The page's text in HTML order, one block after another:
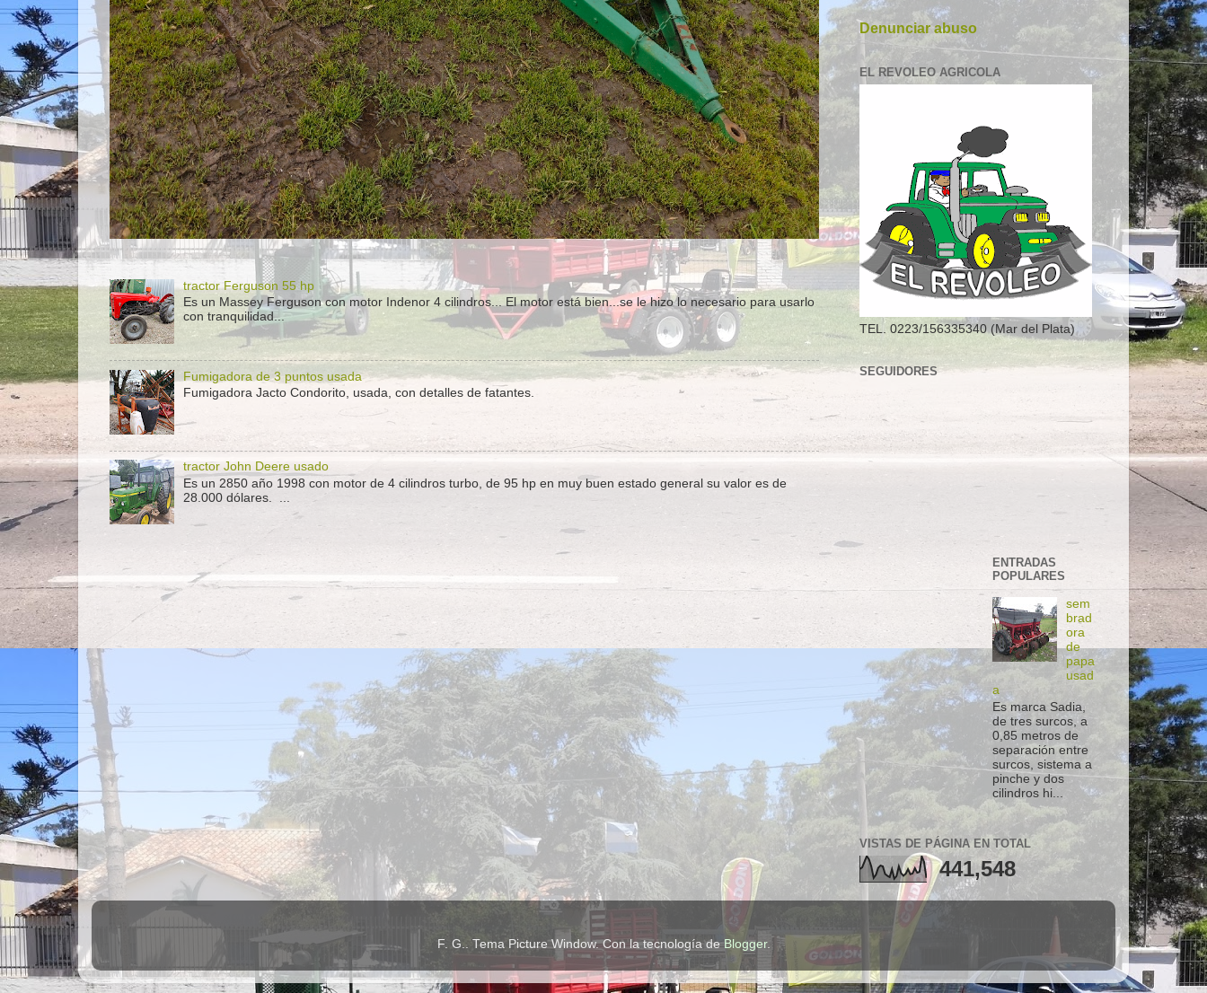
tractor Ferguson 55 hp
Es un Massey Ferguson con motor Indenor 4 cilindros... El motor está bien...se le hizo lo necesario para usarlo
con tranquilidad...
Fumigadora de 3 puntos usada
Fumigadora Jacto Condorito, usada, con detalles de fatantes.
tractor John Deere usado
Es un 2850 año 1998 con motor de 4 cilindros turbo, de 95 hp en muy buen estado general su valor es de
28.000 dólares. ...
Denunciar abuso
EL REVOLEO AGRICOLA
TEL. 0223/156335340 (Mar del Plata)
SEGUIDORES
ENTRADAS
POPULARES
sem
brad
ora
de
papa
usad
a
Es marca Sadia,
de tres surcos, a
0,85 metros de
separación entre
surcos, sistema a
pinche y dos
cilindros hi...
VISTAS DE PÁGINA EN TOTAL
441,548
F. G.. Tema Picture Window. Con la tecnología deBlogger.